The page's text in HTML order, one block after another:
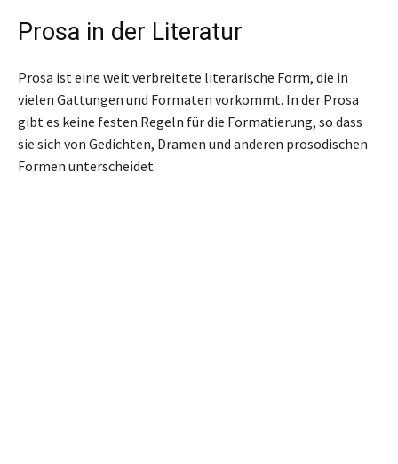
Prosa in der Literatur
Prosa ist eine weit verbreitete literarische Form, die in
vielen Gattungen und Formaten vorkommt. In der Prosa
gibt es keine festen Regeln für die Formatierung, so dass
sie sich von Gedichten, Dramen und anderen prosodischen
Formen unterscheidet.